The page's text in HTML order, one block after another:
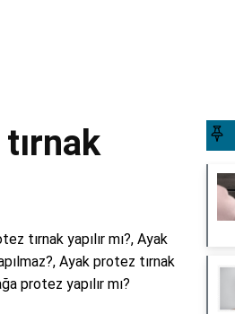
tırnak yapılır mı?, Ayak
Ayak protez tırnak
protez yapılır mı?